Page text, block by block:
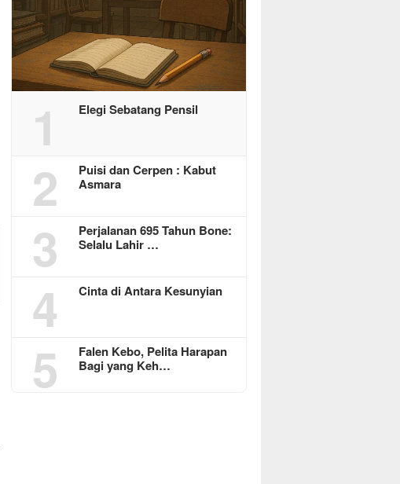
1 Elegi Sebatang Pensil
2
Puisi dan Cerpen : Kabut
Asmara
3
Perjalanan 695 Tahun Bone:
Selalu Lahir …
4 Cinta di Antara Kesunyian
5
Falen Kebo, Pelita Harapan
Bagi yang Keh…